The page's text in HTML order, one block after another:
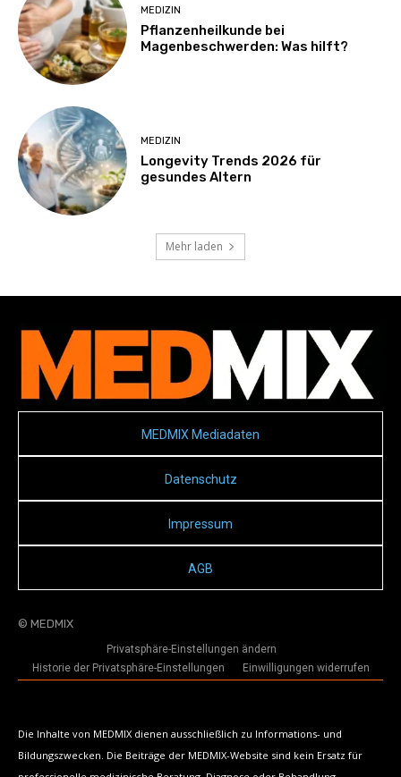
MEDIZIN
Pflanzenheilkunde bei
Magenbeschwerden: Was hilft?
MEDIZIN
Longevity Trends 2026 für
gesundes Altern
Mehr laden
MEDMIX Mediadaten
Datenschutz
Impressum
AGB
© MEDMIX
Privatsphäre-Einstellungen ändern
Historie der Privatsphäre-Einstellungen
Einwilligungen widerrufen
Die Inhalte von MEDMIX dienen ausschließlich zu Informations- und
Bildungszwecken. Die Beiträge der MEDMIX-Website sind kein Ersatz für